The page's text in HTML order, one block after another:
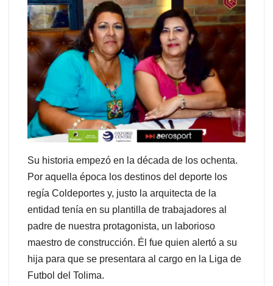
Su historia empezó en la década de los ochenta.
Por aquella época los destinos del deporte los
regía Coldeportes y, justo la arquitecta de la
entidad tenía en su plantilla de trabajadores al
padre de nuestra protagonista, un laborioso
maestro de construcción. Él fue quien alertó a su
hija para que se presentara al cargo en la Liga de
Futbol del Tolima.